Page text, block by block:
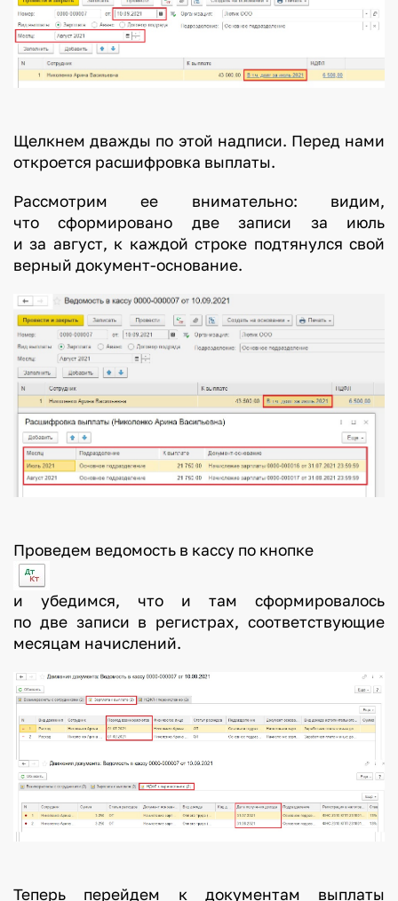
Щелкнем дважды по этой надписи. Перед нами
откроется расшифровка выплаты.
Рассмотрим ее внимательно: видим,
что сформировано две записи за июль
и за август, к каждой строке подтянулся свой
верный документ-основание.
Проведем ведомость в кассу по кнопке
и убедимся, что и там сформировалось
по две записи в регистрах, соответствующие
месяцам начислений.
Теперь перейдем к документам выплаты